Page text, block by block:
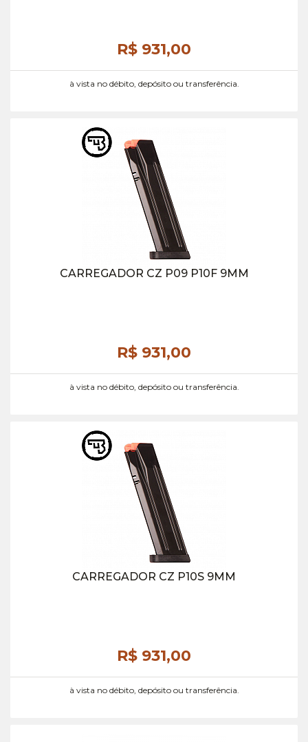
R$ 931,00
à vista no débito, depósito ou transferência.
CARREGADOR CZ P09 P10F 9MM
R$ 931,00
à vista no débito, depósito ou transferência.
CARREGADOR CZ P10S 9MM
R$ 931,00
à vista no débito, depósito ou transferência.